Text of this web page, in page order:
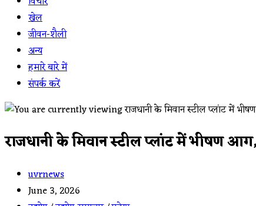
खेल
जीवन-शैली
अन्य
हमारे बारे में
संपर्क करें
राजधानी के मिवान स्टील प्लांट में
Post
author:
uvrnews
Post
June 3, 2026